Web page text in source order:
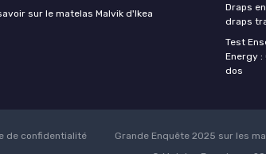
sur le matelas Malvik d'Ikea
Draps
draps
Test
Energy :
dos
de confidentialité Grande Enquête 2025 sur les